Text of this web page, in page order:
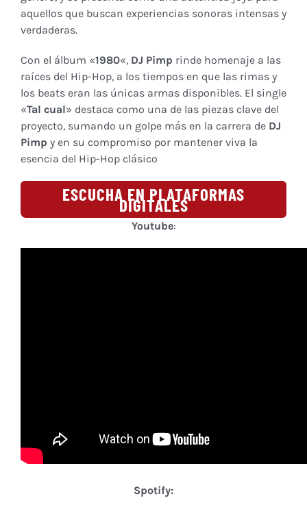
aquellos que buscan experiencias sonoras intensas y
verdaderas.
Con el álbum «1980«, DJ Pimp rinde homenaje a las
raíces del Hip-Hop, a los tiempos en que las rimas y
los beats eran las únicas armas disponibles. El single
«Tal cual» destaca como una de las piezas clave del
proyecto, sumando un golpe más en la carrera de DJ
Pimp y en su compromiso por mantener viva la
esencia del Hip-Hop clásico
ESCUCHA EN PLATAFORMAS
DIGITALES
Youtube:
Spotify: